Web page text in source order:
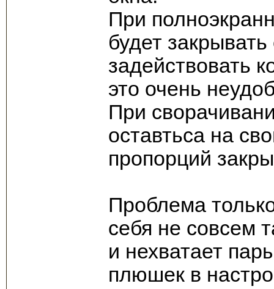
При
будет
задействовать
это очень
При
оставтьса на
пропорций
Проблема
себя не совсем
и нехватает
плюшек в